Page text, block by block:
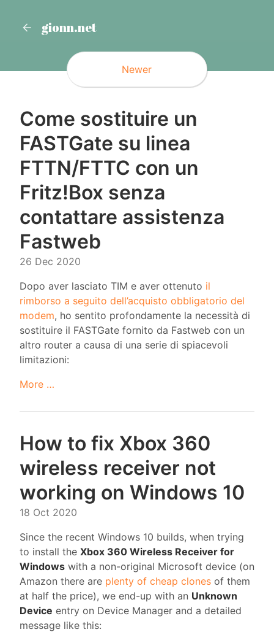
gionn.net
Newer
Come sostituire un
FASTGate su linea
FTTN/FTTC con un
Fritz!Box senza
contattare assistenza
Fastweb
26 Dec 2020
Dopo aver lasciato TIM e aver ottenuto il
rimborso a seguito dell’acquisto obbligatorio del
modem, ho sentito profondamente la necessità di
sostituire il FASTGate fornito da Fastweb con un
altro router a causa di una serie di spiacevoli
limitazioni:
More …
How to fix Xbox 360
wireless receiver not
working on Windows 10
18 Oct 2020
Since the recent Windows 10 builds, when trying
to install the Xbox 360 Wireless Receiver for
Windows with a non-original Microsoft device (on
Amazon there are plenty of cheap clones of them
at half the price), we end-up with an Unknown
Device entry on Device Manager and a detailed
message like this: